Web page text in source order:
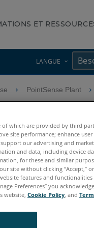
ET
LANGUE
PointSense Plant
of which are provided by third
site performance; enhance user
our advertising and
and data, including device
for these and similar
site without clicking “Accept,”
features and
Preferences” you
website, Cookie Policy , and